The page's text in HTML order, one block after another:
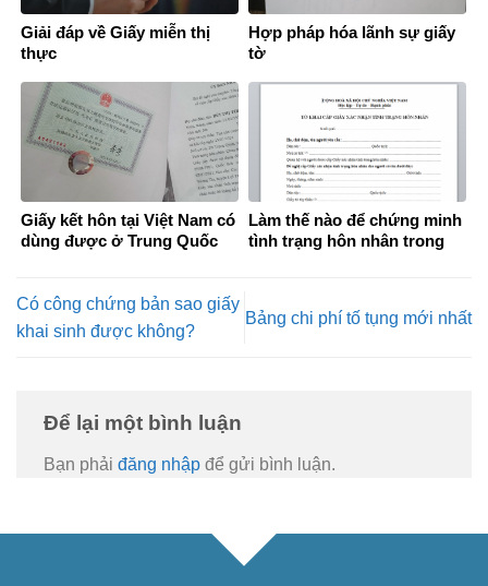
Giải đáp về Giấy miễn thị
thực
Hợp pháp hóa lãnh sự giấy
tờ
Giấy kết hôn tại Việt Nam có
dùng được ở Trung Quốc
Làm thế nào để chứng minh
tình trạng hôn nhân trong
Có công chứng bản sao giấy
khai sinh được không?
Bảng chi phí tố tụng mới nhất
Để lại một bình luận
Bạn phải đăng nhập để gửi bình luận.